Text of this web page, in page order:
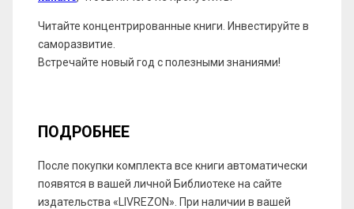
Читайте концентрированные книги. Инвестируйте в
саморазвитие.
Встречайте новый год с полезными знаниями!
ПОДРОБНЕЕ
После покупки комплекта все книги автоматически
появятся в вашей личной Библиотеке на сайте
издательства «LIVREZON». При наличии в вашей